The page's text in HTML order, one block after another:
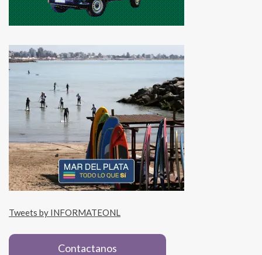
Tweets by INFORMATEONL
Contactanos